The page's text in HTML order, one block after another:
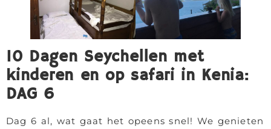
10 Dagen Seychellen met
kinderen en op safari in Kenia:
DAG 6
Dag 6 al, wat gaat het opeens snel! We genieten